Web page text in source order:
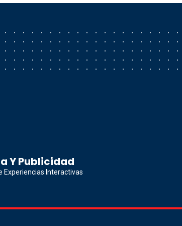
Y Publicidad
Experiencias Interactivas